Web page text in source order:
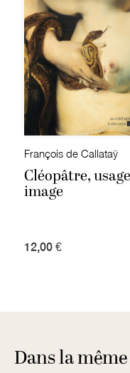
François de Callataÿ
Cléopâtre,
image
12,00 €
Dans la